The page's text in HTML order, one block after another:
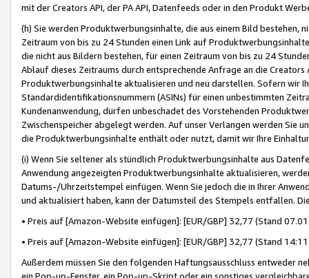
mit der Creators API, der PA API, Datenfeeds oder in den Produkt
(h) Sie werden Produktwerbungsinhalte, die aus einem Bild bestehen,
Zeitraum von bis zu 24 Stunden einen Link auf
die nicht aus Bildern bestehen, für einen Zeitraum von bis zu 24
Ablauf dieses Zeitraums durch entsprechende Anfrage an die
Produktwerbungsinhalte aktualisieren und neu darstellen. Sofern wir
Standardidentifikationsnummern (ASINs) für einen unbestimmten
Kundenanwendung, dürfen unbeschadet des Vorstehenden
Zwischenspeicher abgelegt werden. Auf unser Verlangen werden Sie
die Produktwerbungsinhalte enthält oder nutzt, damit wir Ihre
(i) Wenn Sie seltener als stündlich Produktwerbungsinhalte aus
Anwendung angezeigten Produktwerbungsinhalte aktualisieren,
Datums-/Uhrzeitstempel einfügen. Wenn Sie jedoch die in Ihrer
und aktualisiert haben, kann der Datumsteil des Stempels entfallen.
• Preis auf [Amazon-Website einfügen]: [EUR/GBP] 32,77 (Stand
• Preis auf [Amazon-Website einfügen]: [EUR/GBP] 32,77 (Stand
Außerdem müssen Sie den folgenden Haftungsausschluss entweder
ein Pop-up-Fenster, ein Pop-up-Skript oder ein sonstiges